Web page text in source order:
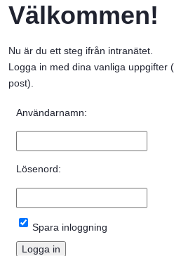
Välkommen!
Nu är du ett steg ifrån intranätet.
Logga in med dina vanliga uppgifter
post).
Inloggning
Användarnamn:
Lösenord:
Spara inloggning